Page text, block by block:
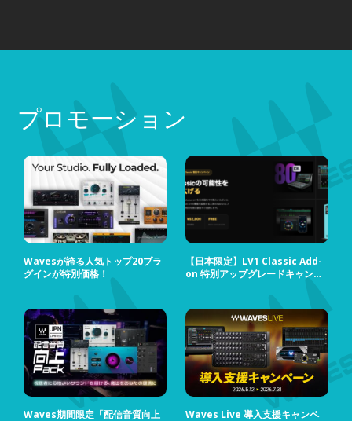
プロモーション
Wavesが誇る人気トップ20プラ
グインが特別価格！
【日本限定】LV1 Classic Add-
on 特別アップグレードキャンペ
Waves期間限定「配信音質向上
Waves Live 導入支援キャンペ